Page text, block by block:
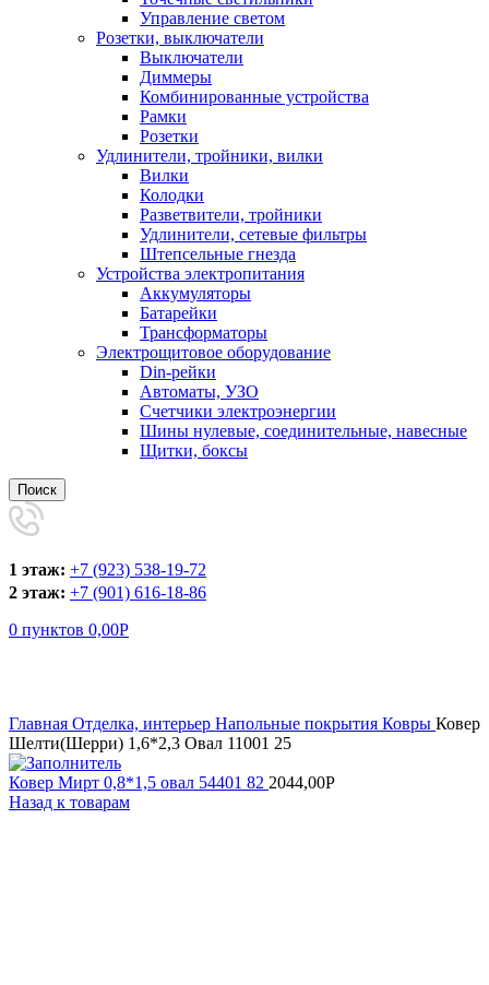
Управление светом
Розетки, выключатели
Выключатели
Диммеры
Комбинированные устройства
Рамки
Розетки
Удлинители, тройники, вилки
Вилки
Колодки
Разветвители, тройники
Удлинители, сетевые фильтры
Штепсельные гнезда
Устройства электропитания
Аккумуляторы
Батарейки
Трансформаторы
Электрощитовое оборудование
Din-рейки
Автоматы, УЗО
Счетчики электроэнергии
Шины нулевые, соединительные, навесные
Щитки, боксы
Поиск
1 этаж: +7 (923) 538-19-72
2 этаж: +7 (901) 616-18-86
0 пунктов 0,00Р
Главная Отделка, интерьер Напольные покрытия Ковры Ковер
Шелти(Шерри) 1,6*2,3 Овал 11001 25
Ковер Мирт 0,8*1,5 овал 54401 82 2044,00Р
Назад к товарам